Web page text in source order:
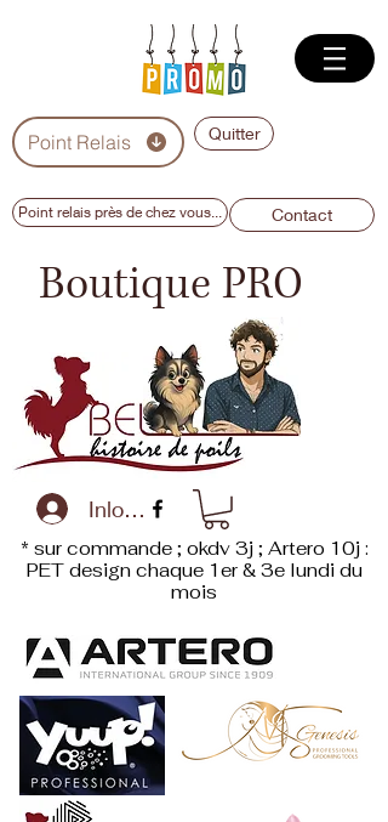
Point Relais Quitter
Point relais près de chez vous... Contact
Boutique PRO
Inloggen
* sur commande ; okdv 3j ; Artero 10j :
PET designchaque 1er & 3e lundi du
mois